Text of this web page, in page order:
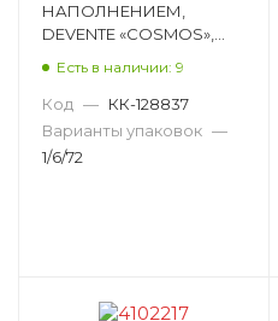
НАПОЛНЕНИЕМ,
DEVENTE «COSMOS»,
Есть в наличии: 9
Код — КК-128837
Варианты упаковок —
1/6/72